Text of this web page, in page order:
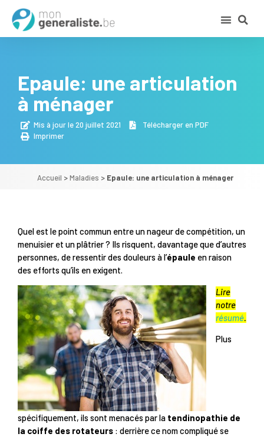
Epaule: une articulation
à ménager
Mis à jour le 20 juillet 2021
Télécharger en PDF
Imprimer
Accueil >Maladies > Epaule: une articulation à ménager
Quel est le point commun entre un nageur de compétition, un
menuisier et un plâtrier ? Ils risquent, davantage que d’autres
personnes, de ressentir des douleurs à l’épaule en raison
des efforts qu’ils en exigent.
Lire
notre
résumé.
Plus
spécifiquement, ils sont menacés par la tendinopathie de
la coiffe des rotateurs : derrière ce nom compliqué se